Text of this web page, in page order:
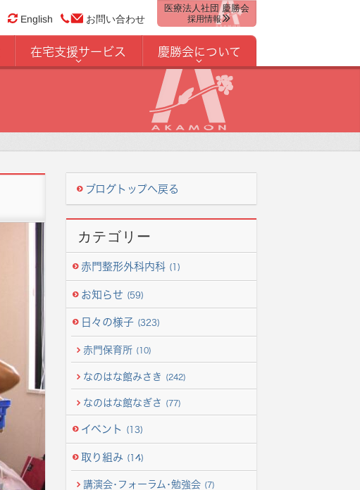
English お問い合わせ
医療法人社団 慶勝会
採用情報
在宅支援サービス 慶勝会について
ブログトップへ戻る
カテゴリー
赤門整形外科内科 (1)
お知らせ (59)
日々の様子 (323)
赤門保育所 (10)
なのはな館みさき (242)
なのはな館なぎさ (77)
イベント (13)
取り組み (14)
講演会･フォーラム･勉強会 (7)